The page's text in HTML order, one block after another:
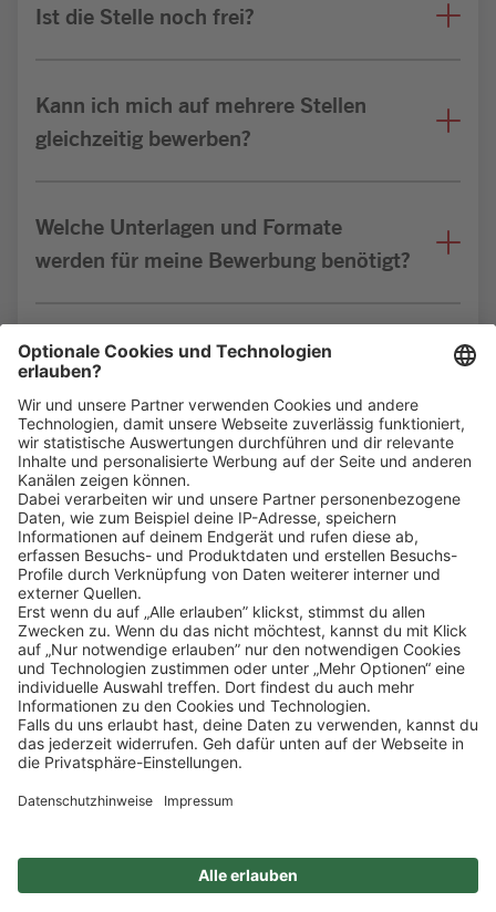
Ist die Stelle noch frei?
Kann ich mich auf mehrere Stellen
gleichzeitig bewerben?
Welche Unterlagen und Formate
werden für meine Bewerbung benötigt?
Bin ich für die Stelle geeignet?
Klickehier, um alle offenen Jobs zu sehen.
Impressum Datenschutz
Privatsphäre-Einstellungen
FAQ
Veranstaltungen
Sitemap